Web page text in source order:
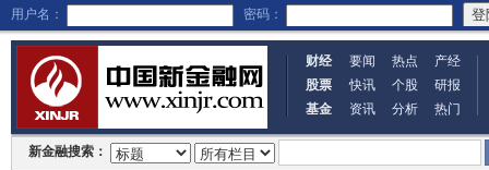
用户名： 密码：
财经 要闻 热点
产经
股票
快讯 个股
研报
基金
资讯 分析 热门
新金融搜索：